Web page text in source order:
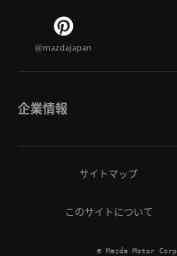
@mazdajapan
企業情報
マツダについて
ひとを想う価値創造
サイトマップ
このサイトについて
© Mazda Motor